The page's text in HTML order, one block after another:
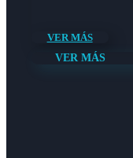
VER MÁS
VER MÁS